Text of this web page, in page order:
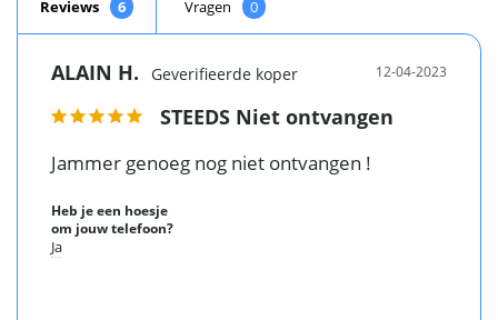
meegeleverd
2 microvezeldoekjes, 2
verwijderen
Vergelijk met alternatieven
Reviews Vragen
12-04-2023
ALAIN H.
STEEDS Niet ontvangen
Jammer genoeg nog niet ontvangen !
Heb je een hoesje
om jouw telefoon?
Ja